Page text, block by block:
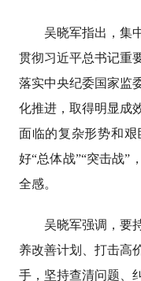
吴晓军指出，集
贯彻习近平总书记重
落实中央纪委国家监
化推进，取得明显成
面临的复杂形势和
好“总体战”“突击战”
全感。
吴晓军强调，要
养改善计划、打击高
手，坚持查清问题、